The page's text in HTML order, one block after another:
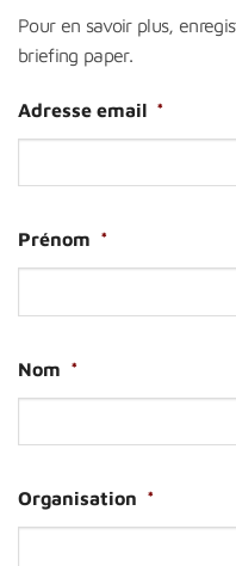
Pour en savoir plus,
briefing paper.
Adresse email *
Prénom *
Nom *
Organisation *